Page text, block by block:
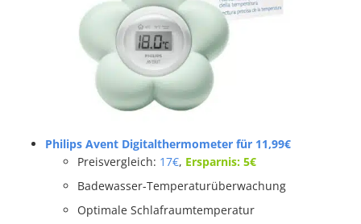
Philips Avent Digitalthermometer für 11,99€
Preisvergleich: 17€, Ersparnis: 5€
Badewasser-Temperaturüberwachung
Optimale Schlafraumtemperatur